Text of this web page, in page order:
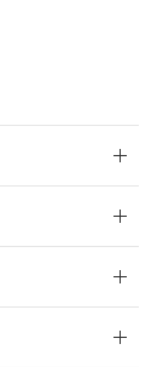
明す
する
類４
は出
備考
完了
限
ま